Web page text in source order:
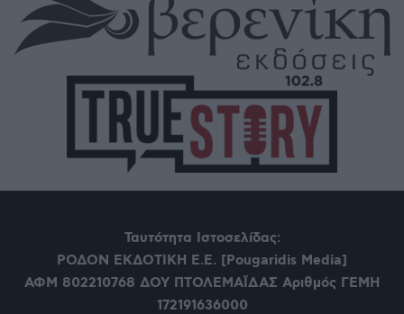
Ταυτότητα Ιστοσελίδας:
ΡΟΔΟΝ ΕΚΔΟΤΙΚΗ Ε.Ε. [Pougaridis Media]
ΑΦΜ 802210768 ΔΟΥ ΠΤΟΛΕΜΑΪΔΑΣ Αριθμός ΓΕΜΗ
172191636000